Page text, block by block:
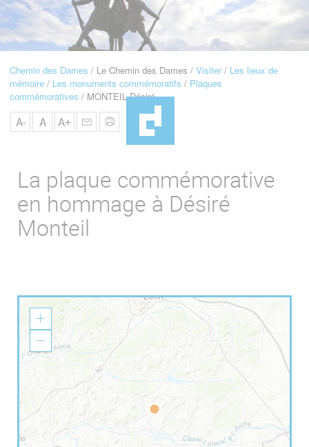
Navigation
Fil
d'Ariane
Chemin des Dames Le Chemin des Dames Visiter
Les lieux de
mémoire
Les monuments commémoratifs
Plaques
commémoratives MONTEIL Désiré
A- A A+
La plaque commémorative
en hommage à Désiré
Monteil
Z
o
o
m
o
t